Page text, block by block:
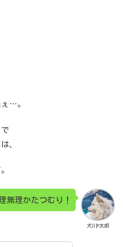
…。
、
犬川P太郎
無理かたつむり！